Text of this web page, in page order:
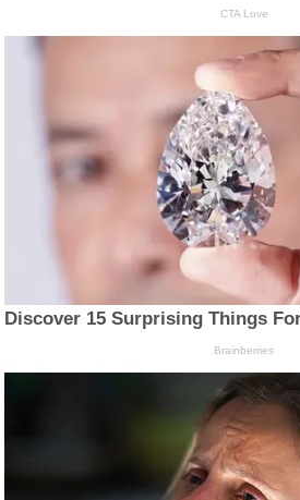
CTA Love
Discover 15 Surprising Things
Brainberries